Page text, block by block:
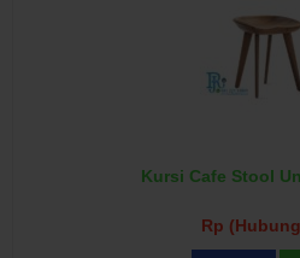
Kursi Cafe Stool
Rp